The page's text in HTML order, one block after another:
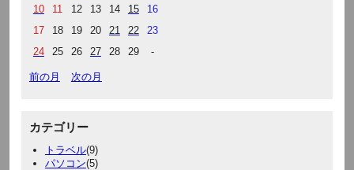
10
11 12 13 14 15
16
17
18 19 20 21 22
23
24
25 26 27 28 29 -
前の月 次の月
カテゴリー
トラベル(9)
パソコン(5)